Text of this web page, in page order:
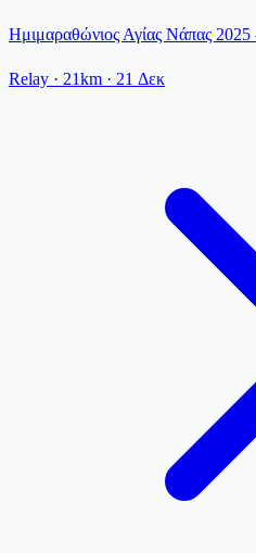
Ημιμαραθώνιος Αγίας Νάπας
Relay · 21km · 21 Δεκ